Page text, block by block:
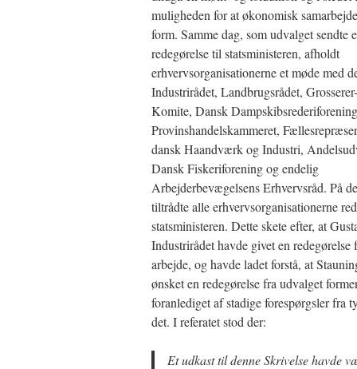
muligheden for at økonomisk
form. Samme dag, som udvalget sendte
redegørelse til statsministeren, afholdt
erhvervsorganisationerne et møde med
Industrirådet, Landbrugsrådet,
Komite, Dansk
Provinshandelskammeret,
dansk Haandværk og Industri,
Dansk Fiskeriforening og endelig
Arbejderbevægelsens Erhvervsråd. På
tiltrådte alle erhvervsorganisationerne
statsministeren. Dette skete efter, at
Industrirådet havde givet en redegørelse
arbejde, og havde ladet forstå, at
ønsket en redegørelse fra udvalget
foranlediget af stadige forespørgsler fra
det. I referatet stod der:
Et udkast til denne Skrivelse havde